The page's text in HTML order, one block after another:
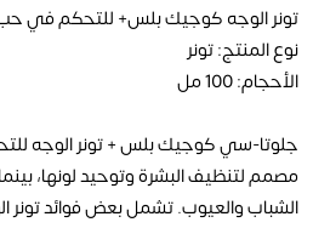
تونر الوجه كوجيك بلس+ للتحكم في
نوع المنتج: تونر
الأحجام: 100 مل
جلوتا-سي كوجيك بلس + تونر الوجه
مصمم لتنظيف البشرة وتوحيد لونها،
الشباب والعيوب. تشمل بعض فوائد تونر